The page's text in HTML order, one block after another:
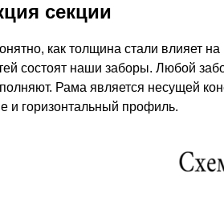
секции
как толщина стали влияет
состоят наши заборы. Любой
Рама является несущей
и горизонтальный профиль.